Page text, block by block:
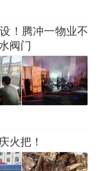
！腾冲一物业不
阀门
火把！